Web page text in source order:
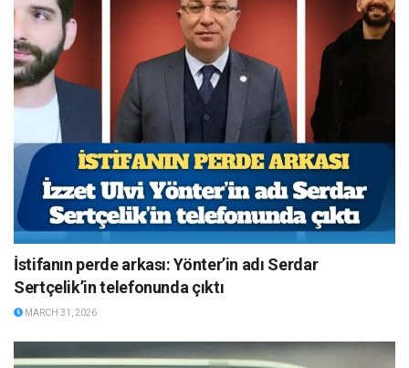
İstifanın perde arkası: Yönter’in adı Serdar
Sertçelik’in telefonunda çıktı
MARCH 31, 2026